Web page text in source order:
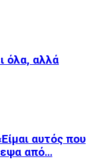
όλα, αλλά
αυτός που
από…